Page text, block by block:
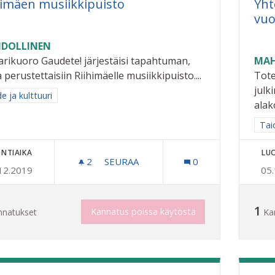
musiikkipuisto
Gaudete! järjestäisi tapahtuman,
perustettaisiin Riihimäelle musiikkipuisto....
tulokset aihepiirin mukaan: Taide ja kulttuuri
ja kulttuuri
2 2 SEURAAJAA
SEURAA 0
Kannatus poissa käytöstä 1